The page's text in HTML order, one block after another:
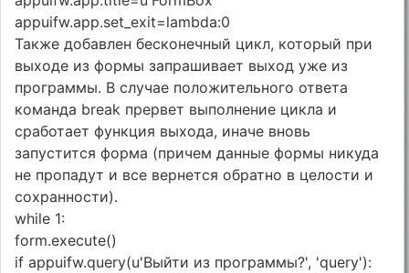
appuifw.app.set_exit=lambda:0
Также добавлен бесконечный цикл, который при
выходе из формы запрашивает выход уже из
программы. В случае положительного ответа
команда break прервет выполнение цикла и
сработает функция выхода, иначе вновь
запустится форма (причем данные формы никуда
не пропадут и все вернется обратно в целости и
сохранности).
while 1:
form.execute()
if appuifw.query(u'Выйти из программы?', 'query'):